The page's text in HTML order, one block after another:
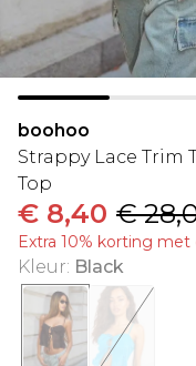
boohoo
Strappy Lace Trim
Top
€ 8,40 €
Extra 10% korting met
Kleur: Black